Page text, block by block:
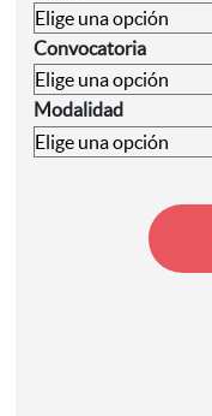
Convocatoria
Modalidad